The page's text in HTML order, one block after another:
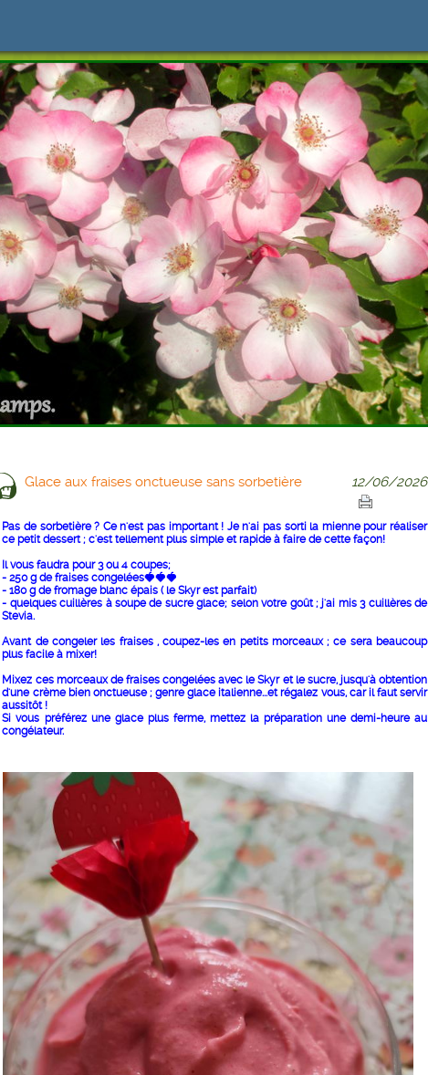
Glace aux fraises onctueuse sans sorbetière 12/06/2026
Pas de sorbetière ? Ce n'est pas important ! Je n'ai pas sorti la mienne pour réaliser
ce petit dessert ; c'est tellement plus simple et rapide à faire de cette façon!
Il vous faudra pour 3 ou 4 coupes;
- 250 g de fraises congelées🍓🍓🍓
- 180 g de fromage blanc épais ( le Skyr est parfait)
- quelques cuillères à soupe de sucre glace; selon votre goût ; j'ai mis 3 cuillères de
Stevia.
Avant de congeler les fraises , coupez-les en petits morceaux ; ce sera beaucoup
plus facile à mixer!
Mixez ces morceaux de fraises congelées avec le Skyr et le sucre, jusqu'à obtention
d'une crème bien onctueuse ; genre glace italienne...et régalez vous, car il faut servir
aussitôt !
Si vous préférez une glace plus ferme, mettez la préparation une demi-heure au
congélateur.